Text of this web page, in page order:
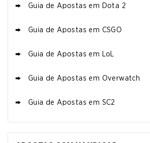
Guia de Apostas em Dota 2
Guia de Apostas em CSGO
Guia de Apostas em LoL
Guia de Apostas em Overwatch
Guia de Apostas em SC2